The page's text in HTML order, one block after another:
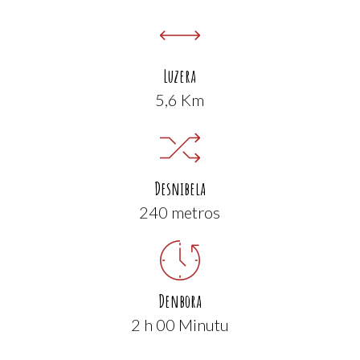
Luzera
5,6 Km
Desnibela
240 metros
Denbora
2 h 00 Minutu